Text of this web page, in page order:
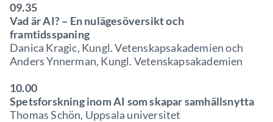
09.35
Vad är AI? – En nulägesöversikt och
framtidsspaning
Danica Kragic, Kungl. Vetenskapsakademien och
Anders Ynnerman, Kungl. Vetenskapsakademien
10.00
Spetsforskning inom AI som skapar samhällsnytta
Thomas Schön, Uppsala universitet